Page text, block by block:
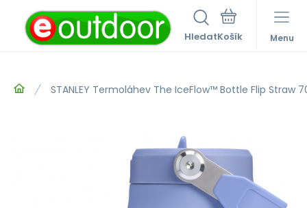
Hledat Menu
STANLEY Termoláhev The IceFlow™ Bottle Flip Straw